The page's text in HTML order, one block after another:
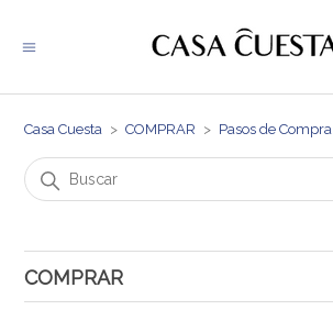
Casa Cuesta COMPRAR Pasos de Compra
COMPRAR